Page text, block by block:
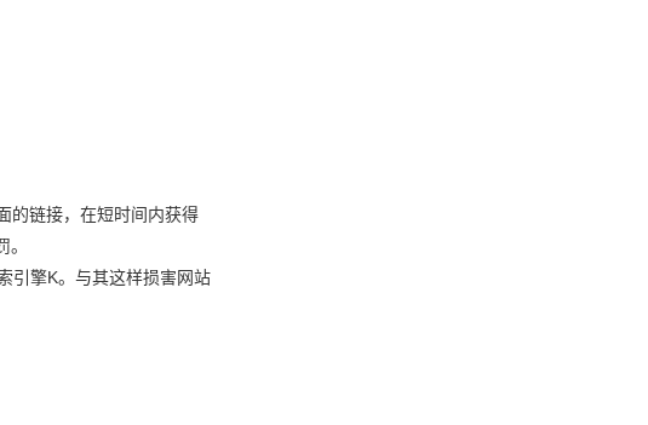
的链接，在短时间内获得
引擎K。与其这样损害网站